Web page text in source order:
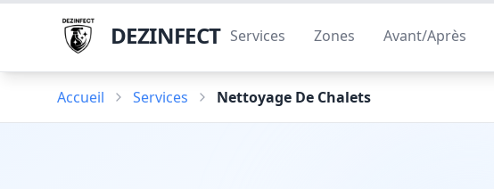
DEZINFECT Services Zones Avant/Après
Accueil Services Nettoyage De Chalets